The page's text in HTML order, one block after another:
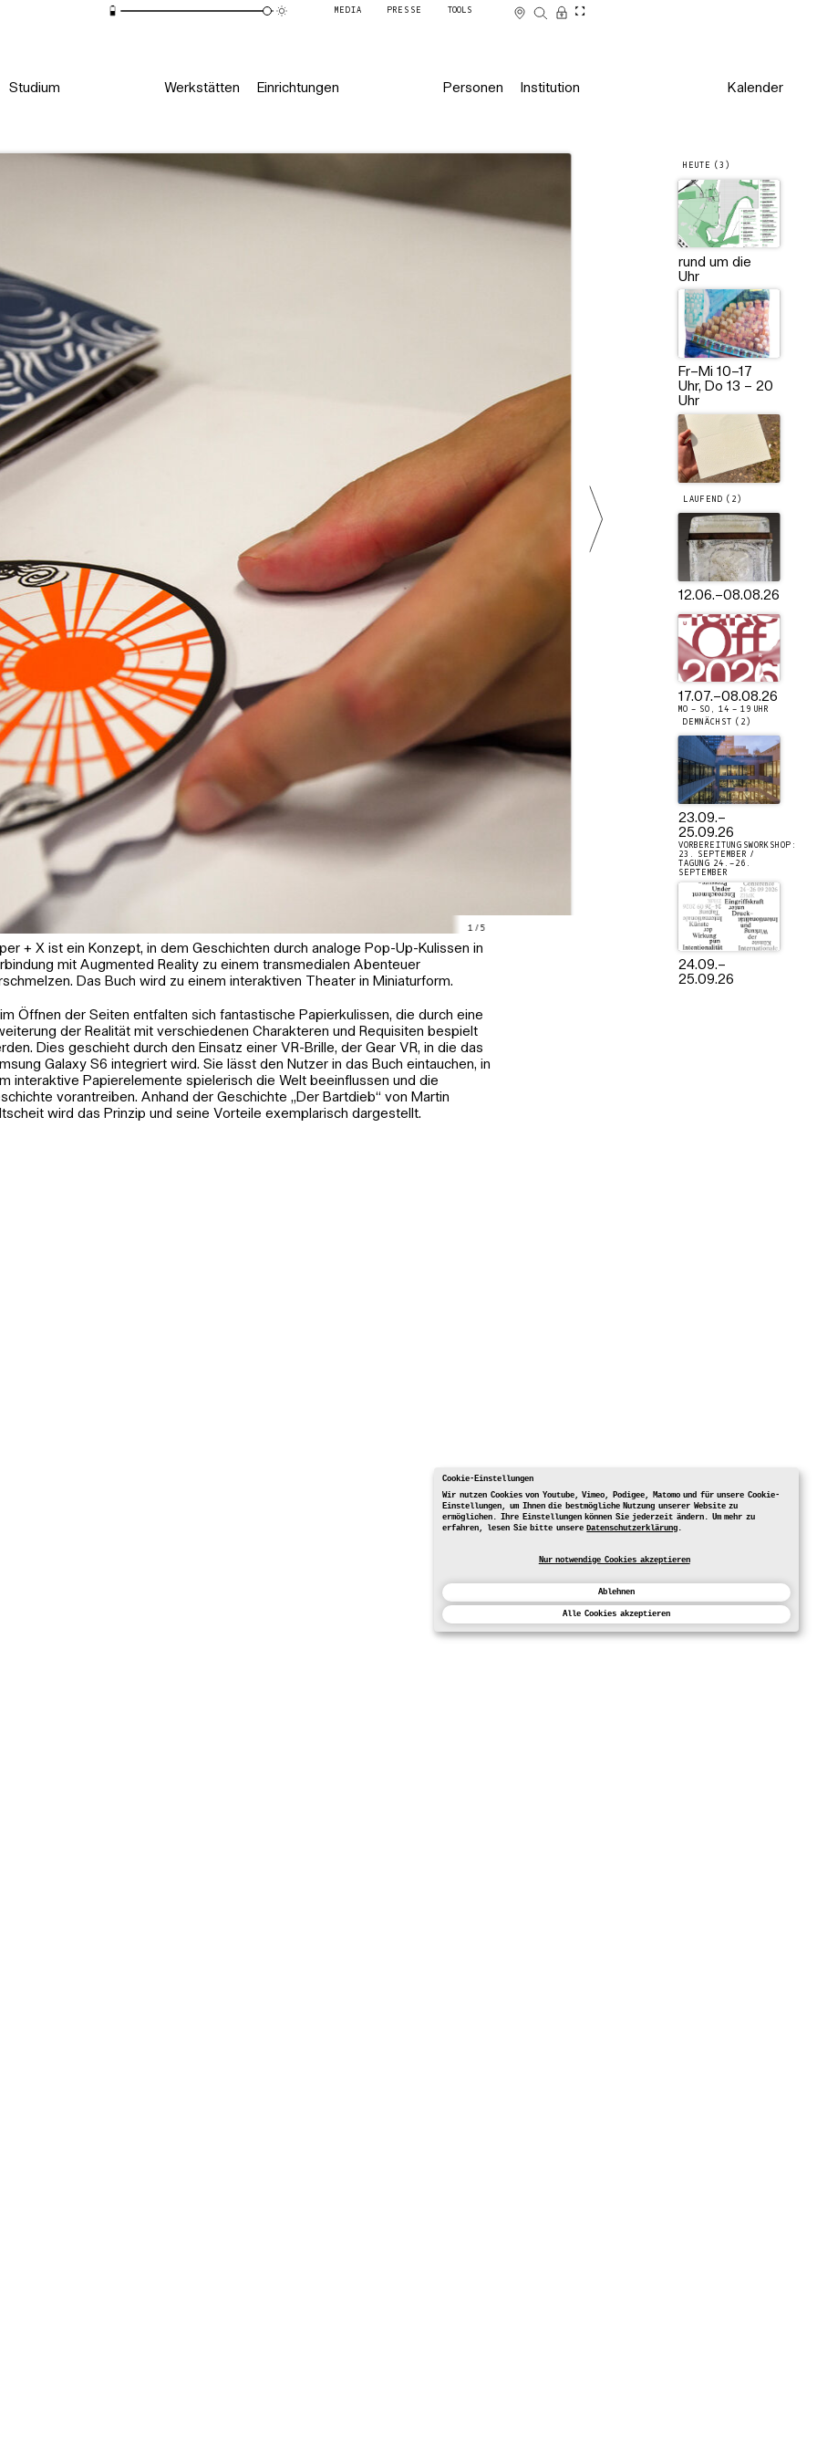
Cookie-Einstellungen
Wir nutzen Cookies von Youtube, Vimeo, Podigee, Matomo und für unsere Cookie-
Einstellungen, um Ihnen die bestmögliche Nutzung unserer Website zu
ermöglichen. Ihre Einstellungen können Sie jederzeit ändern. Um mehr zu
erfahren, lesen Sie bitte unsereDatenschutzerklärung.
Nur notwendige Cookies akzeptieren
Ablehnen
Alle Cookies akzeptieren
MEDIA PRESSE TOOLS
Studium Werkstätten Einrichtungen Personen Institution Kalender
1 / 5
Abschlussarbeit, Wintersemester
Nguyen, MA-Abschlussarbeit,
+ X ist ein Konzept, in dem Geschichten durch analoge Pop-Up-Kulissen in
mit Augmented Reality zu einem transmedialen Abenteuer
Das Buch wird zu einem interaktiven Theater in Miniaturform.
Öffnen der Seiten entfalten sich fantastische Papierkulissen, die durch eine
der Realität mit verschiedenen Charakteren und Requisiten bespielt
Dies geschieht durch den Einsatz einer VR-Brille, der Gear VR, in die das
Galaxy S6 integriert wird. Sie lässt den Nutzer in das Buch eintauchen, in
interaktive Papierelemente spielerisch die Welt beeinflussen und die
vorantreiben. Anhand der Geschichte „Der Bartdieb“ von Martin
wird das Prinzip und seine Vorteile exemplarisch dargestellt.
HEUTE (3)
rund um die
Uhr
Fr–Mi 10–17
Uhr, Do 13 – 20
Uhr
LAUFEND (2)
12.06.–08.08.26
17.07.–08.08.26
MO – SO, 14 – 19 UHR
DEMNÄCHST (2)
23.09.–
25.09.26
VORBEREITUNGSWORKSHOP:
23. SEPTEMBER /
TAGUNG 24.–26.
SEPTEMBER
24.09.–
25.09.26